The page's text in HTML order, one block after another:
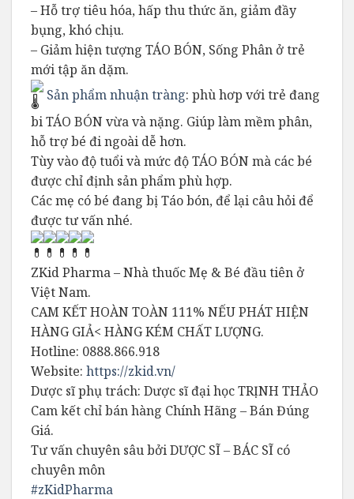
– Hỗ trợ tiêu hóa, hấp thu thức ăn, giảm đầy
bụng, khó chịu.
– Giảm hiện tượng TÁO BÓN, Sống Phân ở trẻ
mới tập ăn dặm.
Sản phẩm nhuận tràng: phù hơp với trẻ đang
bi TÁO BÓN vừa và nặng. Giúp làm mềm phân,
hỗ trợ bé đi ngoài dễ hơn.
Tùy vào độ tuổi và mức độ TÁO BÓN mà các bé
được chỉ định sản phẩm phù hợp.
Các mẹ có bé đang bị Táo bón, để lại câu hỏi để
được tư vấn nhé.
ZKid Pharma – Nhà thuốc Mẹ & Bé đầu tiên ở
Việt Nam.
CAM KẾT HOÀN TOÀN 111% NẾU PHÁT HIỆN
HÀNG GIẢ< HÀNG KÉM CHẤT LƯỢNG.
Hotline: 0888.866.918
Website: https://zkid.vn/
Dược sĩ phụ trách: Dược sĩ đại học TRỊNH THẢO
Cam kết chỉ bán hàng Chính Hãng – Bán Đúng
Giá.
Tư vấn chuyên sâu bởi DƯỢC SĨ – BÁC SĨ có
chuyên môn
#zKidPharma